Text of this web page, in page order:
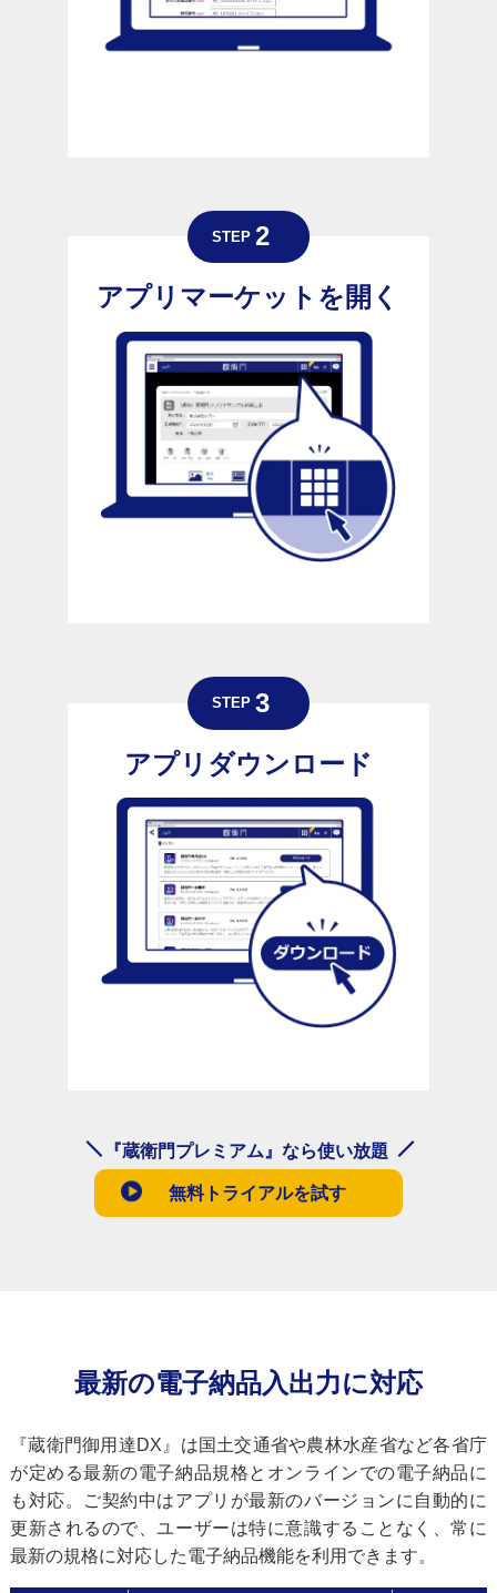
アプリマーケットを開く
アプリダウンロード
『蔵衛門プレミアム』なら使い放題
無料トライアルを試す
最新の電子納品入出力に対応
『蔵衛門御用達DX』は国土交通省や農林水産省など各省庁
が定める最新の電子納品規格とオンラインでの電子納品に
も対応。ご契約中はアプリが最新のバージョンに自動的に
更新されるので、ユーザーは特に意識することなく、常に
最新の規格に対応した電子納品機能を利用できます。